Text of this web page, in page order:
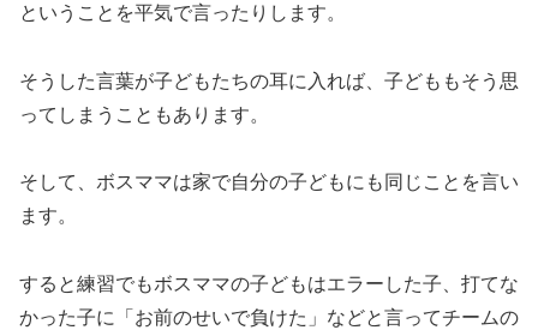
ということを平気で言ったりします。
そうした言葉が子どもたちの耳に入れば、子どももそう思
ってしまうこともあります。
そして、ボスママは家で自分の子どもにも同じことを言い
ます。
すると練習でもボスママの子どもはエラーした子、打てな
かった子に「お前のせいで負けた」などと言ってチームの